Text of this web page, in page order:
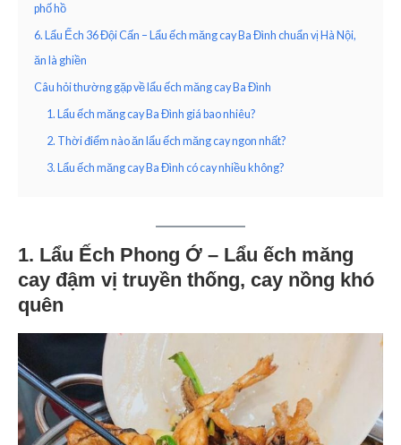
phố hồ
6. Lẩu Ếch 36 Đội Cấn – Lẩu ếch măng cay Ba Đình chuẩn vị Hà Nội,
ăn là ghiền
Câu hỏi thường gặp về lẩu ếch măng cay Ba Đình
1. Lẩu ếch măng cay Ba Đình giá bao nhiêu?
2. Thời điểm nào ăn lẩu ếch măng cay ngon nhất?
3. Lẩu ếch măng cay Ba Đình có cay nhiều không?
1. Lẩu Ếch Phong Ớ – Lẩu ếch măng
cay đậm vị truyền thống, cay nồng khó
quên